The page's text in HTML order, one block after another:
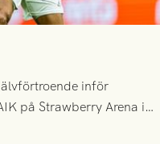
inför
på Strawberry Arena i
i första halvlek av